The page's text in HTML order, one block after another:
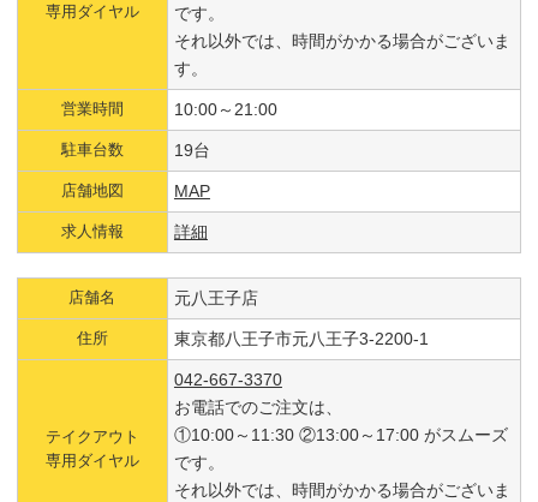
専用ダイヤル
です。
それ以外では、時間がかかる場合がございま
す。
営業時間 10:00～21:00
駐車台数 19台
店舗地図 MAP
求人情報 詳細
店舗名 元八王子店
住所 東京都八王子市元八王子3-2200-1
テイクアウト
専用ダイヤル
042-667-3370
お電話でのご注文は、
①10:00～11:30 ②13:00～17:00 がスムーズ
です。
それ以外では、時間がかかる場合がございま